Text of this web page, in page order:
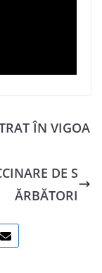
ÎN VIGOA
DE S
ĂRBĂTORI